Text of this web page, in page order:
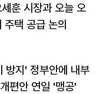
훈 시장과 오늘 오
택 공급 논의
방지' 정부안에 내부
편안 연일 '맹공'